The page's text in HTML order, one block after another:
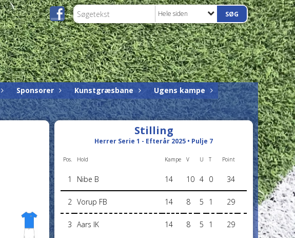
Hele siden
Sponsorer Kunstgræsbane
Ugens kampe
Stilling
Herrer Serie 1 - Efterår 2025 • Pulje 7
Pos. Hold Kampe V U T Point
1 Nibe B 14 10 4 0 34
2 Vorup FB 14 8 5 1 29
3 Aars IK 14 8 5 1 29